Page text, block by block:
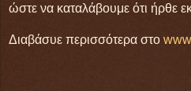
ώστε να καταλάβουμε ότι ήρθε
Διαβάσυε περισσότερα στο